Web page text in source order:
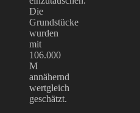
Die
Grundstücke
wurden
mit
106.000
M
annähernd
wertgleich
geschätzt.